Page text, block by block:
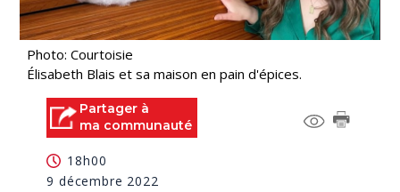
Photo: Courtoisie
Élisabeth Blais et sa maison en pain d'épices.
Partager à
ma communauté
18h00
9 décembre 2022